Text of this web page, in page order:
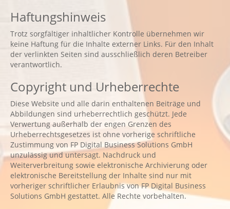
Haftungshinweis
Trotz sorgfältiger inhaltlicher Kontrolle übernehmen wir
keine Haftung für die Inhalte externer Links. Für den Inhalt
der verlinkten Seiten sind ausschließlich deren Betreiber
verantwortlich.
Copyright und Urheberrechte
Diese Website und alle darin enthaltenen Beiträge und
Abbildungen sind urheberrechtlich geschützt. Jede
Verwertung außerhalb der engen Grenzen des
Urheberrechtsgesetzes ist ohne vorherige schriftliche
Zustimmung von FP Digital Business Solutions GmbH
unzulässig und untersagt. Nachdruck und
Weiterverbreitung sowie elektronische Archivierung oder
elektronische Bereitstellung der Inhalte sind nur mit
vorheriger schriftlicher Erlaubnis von FP Digital Business
Solutions GmbH gestattet. Alle Rechte vorbehalten.